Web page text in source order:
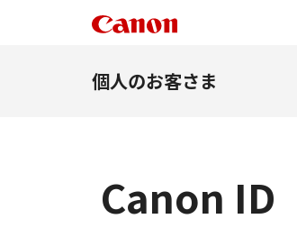
個人のお客さま
Canon ID